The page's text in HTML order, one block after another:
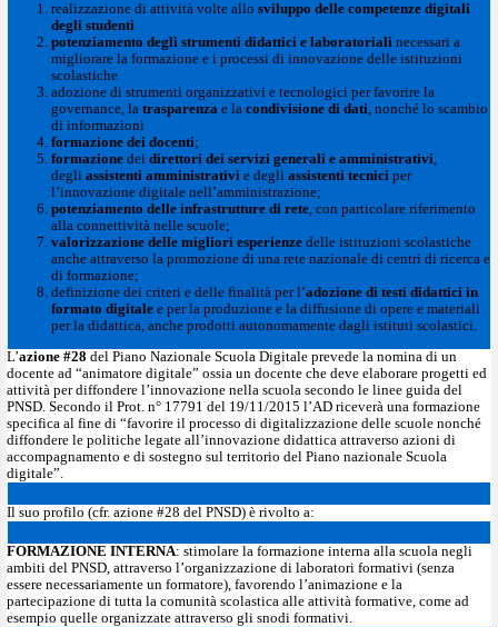
realizzazione di attività volte allosviluppo delle competenze digitali
degli studenti
potenziamento degli strumenti didattici e laboratoriali necessari a
migliorare la formazione e i processi di innovazione delle istituzioni
scolastiche
adozione di strumenti organizzativi e tecnologici per favorire la
governance, latrasparenza e lacondivisione di dati, nonché lo scambio
di informazioni
formazione dei docenti;
formazionedeidirettori dei servizi generali e amministrativi,
degliassistenti amministrativi e degliassistenti tecnici per
l’innovazione digitale nell’amministrazione;
potenziamento delle infrastrutture di rete, con particolare riferimento
alla connettività nelle scuole;
valorizzazione delle migliori esperienze delle istituzioni scolastiche
anche attraverso la promozione di una rete nazionale di centri di ricerca e
di formazione;
definizione dei criteri e delle finalità per l’adozione di testi didattici in
formato digitalee per la produzione e la diffusione di opere e materiali
per la didattica, anche prodotti autonomamente dagli istituti scolastici.
L’azione #28 del Piano Nazionale Scuola Digitale prevede la nomina di un
docente ad “animatore digitale” ossia un docente che deve elaborare progetti ed
attività per diffondere l’innovazione nella scuola secondo le linee guida del
PNSD. Secondo il Prot. n° 17791 del 19/11/2015 l’AD riceverà una formazione
specifica al fine di “favorire il processo di digitalizzazione delle scuole nonché
diffondere le politiche legate all’innovazione didattica attraverso azioni di
accompagnamento e di sostegno sul territorio del Piano nazionale Scuola
digitale”.
Il suo profilo (cfr. azione #28 del PNSD) è rivolto a:
FORMAZIONE INTERNA: stimolare la formazione interna alla scuola negli
ambiti del PNSD, attraverso l’organizzazione di laboratori formativi (senza
essere necessariamente un formatore), favorendo l’animazione e la
partecipazione di tutta la comunità scolastica alle attività formative, come ad
esempio quelle organizzate attraverso gli snodi formativi.